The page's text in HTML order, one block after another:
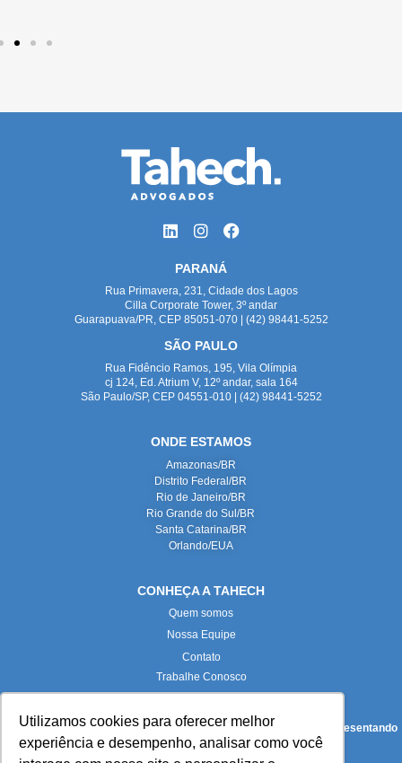
Utilizamos cookies para oferecer melhor
experiência e desempenho, analisar como você
PARANÁ
Rua Primavera, 231, Cidade dos Lagos
Cilla Corporate Tower, 3º andar
Guarapuava/PR, CEP 85051-070 | (42) 98441-5252
SÃO PAULO
Rua Fidêncio Ramos, 195, Vila Olímpia
cj 124, Ed. Atrium V, 12º andar, sala 164
São Paulo/SP, CEP 04551-010 | (42) 98441-5252
ONDE ESTAMOS
Amazonas/BR
Distrito Federal/BR
Rio de Janeiro/BR
Rio Grande do Sul/BR
Santa Catarina/BR
Orlando/EUA
CONHEÇA A TAHECH
Quem somos
Nossa Equipe
Contato
Trabalhe Conosco
Todas as imagens deste site foram produzidas internamente, representando
fielmente nossas instalações e equipe.